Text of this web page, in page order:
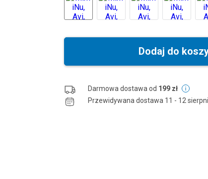
Dodaj do
Darmowa dostawa od 199 zł
Przewidywana dostawa 11 - 12